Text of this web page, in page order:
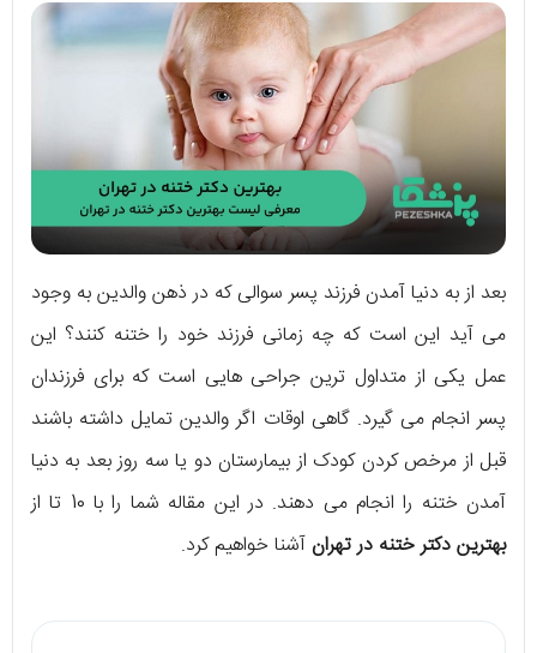
بعد از به دنیا آمدن فرزند پسر سوالی که در ذهن والدین به وجود
می آید این است که چه زمانی فرزند خود را ختنه کنند؟ این
عمل یکی از متداول ترین جراحی هایی است که برای فرزندان
پسر انجام می گیرد. گاهی اوقات اگر والدین تمایل داشته باشند
قبل از مرخص کردن کودک از بیمارستان دو یا سه روز بعد به دنیا
آمدن ختنه را انجام می دهند. در این مقاله شما را با 10 تا از
بهترین دکتر ختنه در تهران آشنا خواهیم کرد.